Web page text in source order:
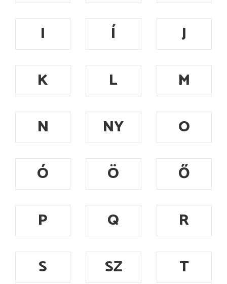
I Í
J
K
L
M
N
NY
O
Ó
Ö
Ő
P
Q
R
S
SZ
T